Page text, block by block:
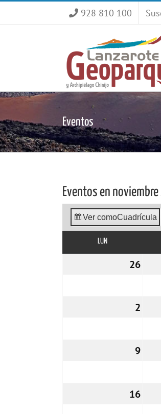
928 810 100
Eventos
Eventos en
Ver comoCuadrícula
LUNLUNES
2626/
2
909/
1616/